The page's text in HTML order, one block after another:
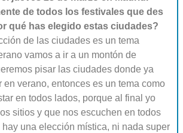
de todos los festivales que des
qué has elegido estas ciudades?
de las ciudades es un tema
vamos a ir a un montón de
pisar las ciudades donde ya
en verano, entonces es un tema como
en todos lados, porque al final yo
sitios y que nos escuchen en todos
hay una elección mística, ni nada super